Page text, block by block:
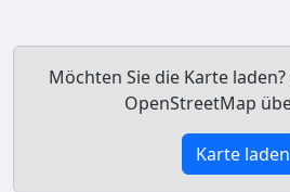
Möchten Sie die Karte
OpenStreetMap
Karte laden